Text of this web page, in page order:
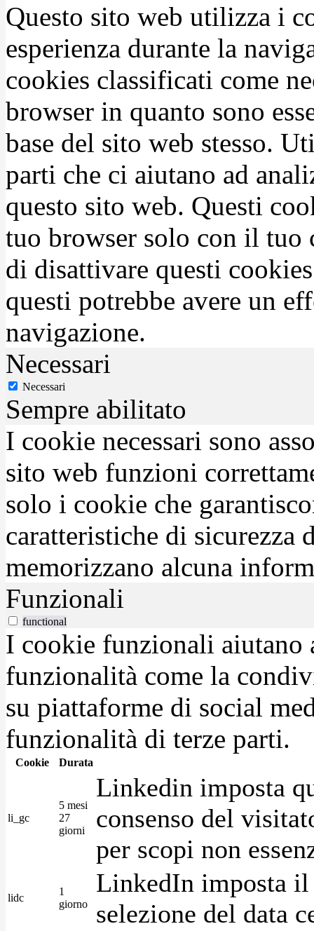
Questo sito web utilizza i
esperienza durante la
cookies classificati come
browser in quanto sono
base del sito web stesso.
parti che ci aiutano ad
questo sito web. Questi
tuo browser solo con il tuo
di disattivare questi
questi potrebbe avere un
navigazione.
Necessari
Necessari
Sempre abilitato
I cookie necessari sono
sito web funzioni
solo i cookie che
caratteristiche di sicurezza
memorizzano alcuna
Funzionali
functional
I cookie funzionali aiutano
funzionalità come la
su piattaforme di social
funzionalità di terze parti.
Cookie Durata
li_gc
5 mesi
27
giorni
Linkedin imposta
consenso del
per scopi non
lidc
1
giorno
LinkedIn imposta
selezione del data